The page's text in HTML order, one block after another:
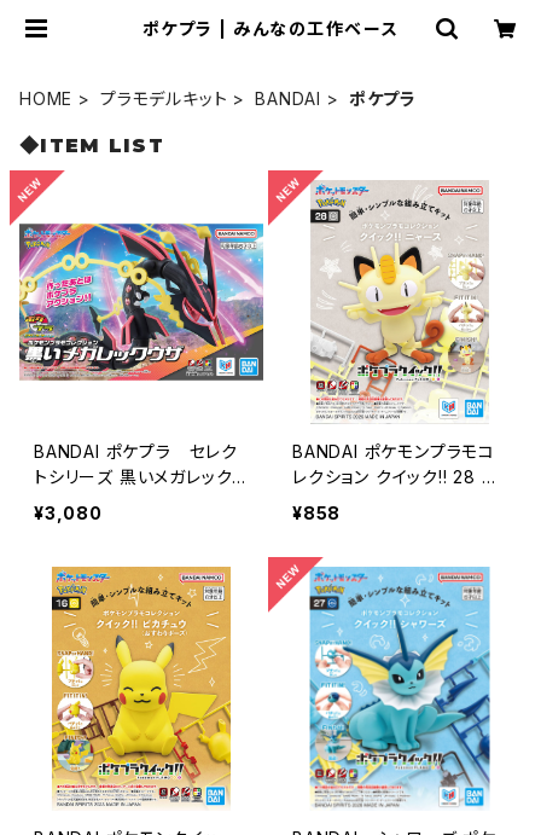
ポケプラ | みんなの工作ベース
HOME プラモデルキット BANDAI ポケプラ
◆ITEM LIST
BANDAI ポケプラ セレク
トシリーズ 黒いメガレック
ウザ
¥3,080
BANDAI ポケモンプラモコ
レクション クイック!! 28 ニ
ャース
¥858